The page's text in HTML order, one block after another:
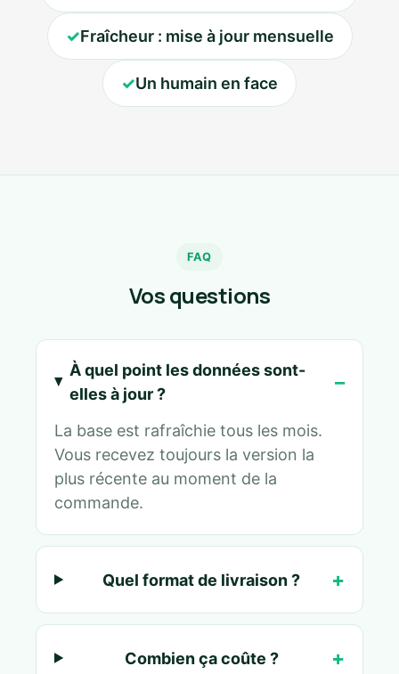
✓Fraîcheur : mise à jour mensuelle
✓Un humain en face
FAQ
Vos questions
À quel point les données sont-
elles à jour ?
La base est rafraîchie tous les mois.
Vous recevez toujours la version la
plus récente au moment de la
commande.
Quel format de livraison ?
Combien ça coûte ?